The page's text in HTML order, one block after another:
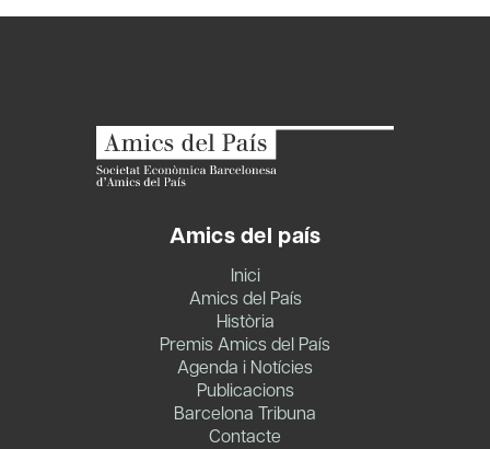
Amics del país
Inici
Amics del País
Història
Premis Amics del País
Agenda i Notícies
Publicacions
Barcelona Tribuna
Contacte